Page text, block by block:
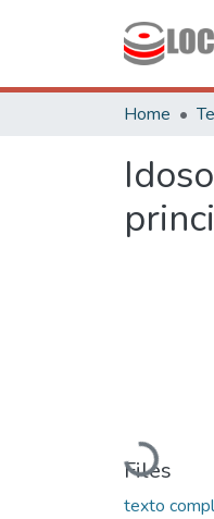
Home
Loading...
Files
texto